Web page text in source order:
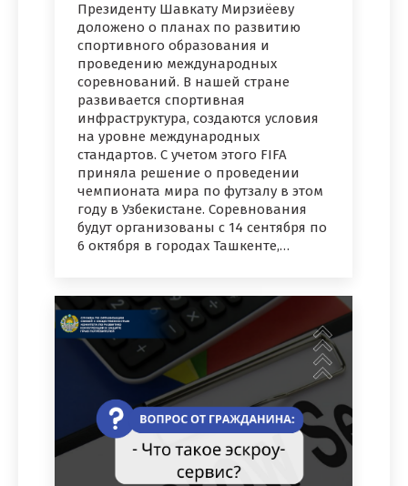
Президенту Шавкату Мирзиёеву
доложено о планах по развитию
спортивного образования и
проведению международных
соревнований. В нашей стране
развивается спортивная
инфраструктура, создаются условия
на уровне международных
стандартов. С учетом этого FIFA
приняла решение о проведении
чемпионата мира по футзалу в этом
году в Узбекистане. Соревнования
будут организованы с 14 сентября по
6 октября в городах Ташкенте,…